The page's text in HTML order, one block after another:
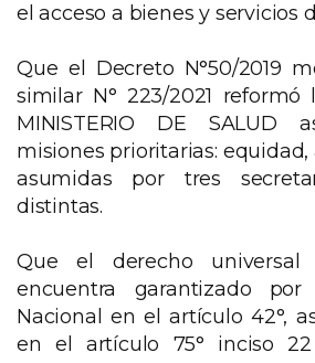
el acceso a bienes y servicios
Que el Decreto N°50/2019
similar N° 223/2021 reformó
MINISTERIO DE SALUD
misiones prioritarias: equidad,
asumidas por tres
distintas.
Que el derecho
encuentra garantizado por
Nacional en el artículo 42°,
en el artículo 75° inciso